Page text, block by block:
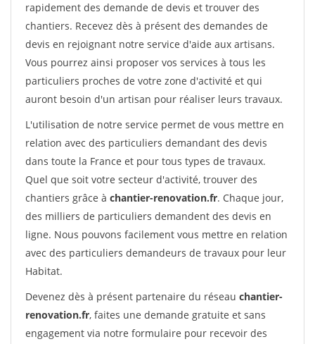
rapidement des demande de devis et trouver des
chantiers. Recevez dès à présent des demandes de
devis en rejoignant notre service d'aide aux artisans.
Vous pourrez ainsi proposer vos services à tous les
particuliers proches de votre zone d'activité et qui
auront besoin d'un artisan pour réaliser leurs travaux.
L'utilisation de notre service permet de vous mettre en
relation avec des particuliers demandant des devis
dans toute la France et pour tous types de travaux.
Quel que soit votre secteur d'activité, trouver des
chantiers grâce à chantier-renovation.fr. Chaque jour,
des milliers de particuliers demandent des devis en
ligne. Nous pouvons facilement vous mettre en relation
avec des particuliers demandeurs de travaux pour leur
Habitat.
Devenez dès à présent partenaire du réseau chantier-
renovation.fr, faites une demande gratuite et sans
engagement via notre formulaire pour recevoir des